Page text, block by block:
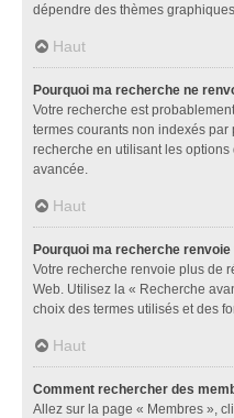
dépendre des thèmes
Haut
Pourquoi ma recherche ne
Votre recherche est
termes courants non indexés par
recherche en utilisant les
avancée.
Haut
Pourquoi ma recherche renvoie
Votre recherche renvoie plus de
Web. Utilisez la « Recherche
choix des termes utilisés et des
Haut
Comment rechercher des
Allez sur la page « Membres »,